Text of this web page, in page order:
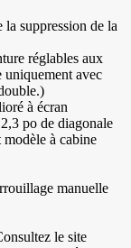
suppression de la
réglables aux
uniquement avec
à écran
po de diagonale
à cabine
manuelle
le site